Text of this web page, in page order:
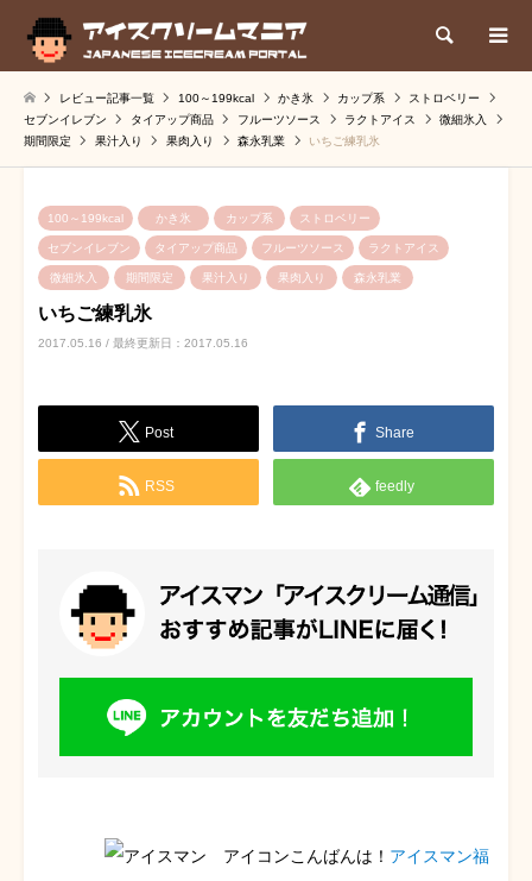
検索
レビュー記事一覧 100～199kcal かき氷 カップ系
ストロベリー
セブンイレブン
タイアップ商品 フルーツソース ラクトアイス
微細氷入
期間限定
果汁入り 果肉入り 森永乳業 いちご練乳氷
100～199kcal かき氷 カップ系 ストロベリー
セブンイレブン タイアップ商品 フルーツソース ラクトアイス
微細氷入 期間限定 果汁入り 果肉入り 森永乳業
いちご練乳氷
2017.05.16 / 最終更新日：2017.05.16
Post Share
RSS feedly
こんばんは！ アイスマン福